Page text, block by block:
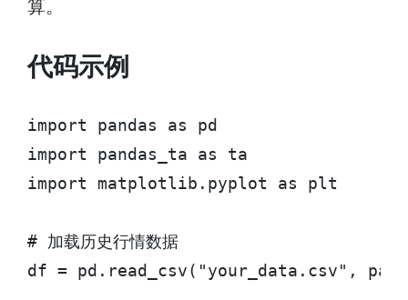
算。
代码示例
import pandas as pd
import pandas_ta as ta
import matplotlib.pyplot as plt
# 加载历史行情数据
df = pd.read_csv("your_data.csv",